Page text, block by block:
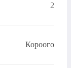
2
Короого